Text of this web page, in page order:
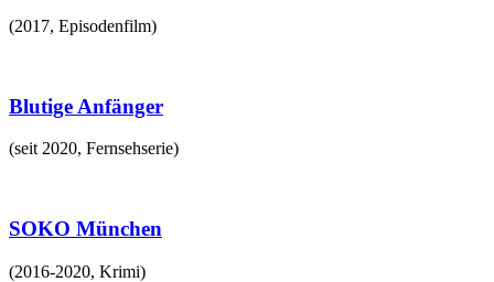
(2017, Episodenfilm)
Blutige Anfänger
(seit 2020, Fernsehserie)
SOKO München
(2016-2020, Krimi)